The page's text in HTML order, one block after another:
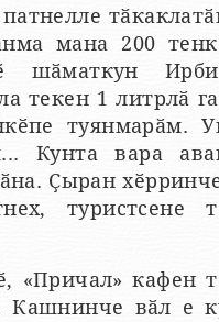
мана 200
шӑматкун
текен 1 литрлӑ
туянмарӑм.
Кунта вара
Ҫыран
туристсене
«Причал» кафен
Кашнинче вӑл е